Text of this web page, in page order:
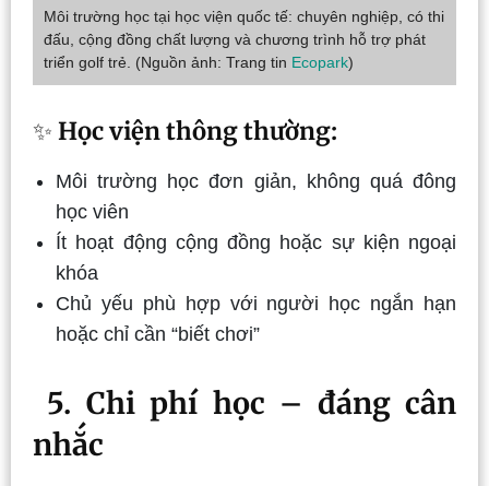
Môi trường học tại học viện quốc tế: chuyên nghiệp, có thi
đấu, cộng đồng chất lượng và chương trình hỗ trợ phát
triển golf trẻ. (Nguồn ảnh: Trang tin Ecopark)
✨ Học viện thông thường:
Môi trường học đơn giản, không quá đông
học viên
Ít hoạt động cộng đồng hoặc sự kiện ngoại
khóa
Chủ yếu phù hợp với người học ngắn hạn
hoặc chỉ cần “biết chơi”
5. Chi phí học – đáng cân
nhắc